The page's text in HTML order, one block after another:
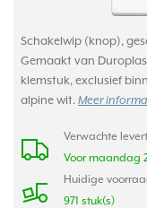
Schakelwip (knop),
Gemaakt van
klemstuk, exclusief
alpine wit. Meer
Verwachte
Voor maandag
Huidige
971 stuk(s)